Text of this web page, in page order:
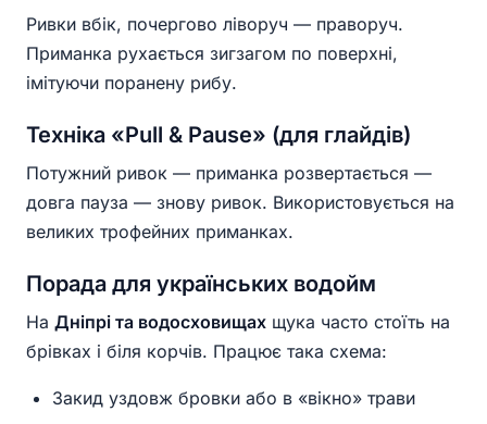
Ривки вбік, почергово ліворуч — праворуч.
Приманка рухається зигзагом по поверхні,
імітуючи поранену рибу.
Техніка «Pull & Pause» (для глайдів)
Потужний ривок — приманка розвертається —
довга пауза — знову ривок. Використовується на
великих трофейних приманках.
Порада для українських водойм
На Дніпрі та водосховищах щука часто стоїть на
брівках і біля корчів. Працює така схема:
Закид уздовж бровки або в «вікно» трави